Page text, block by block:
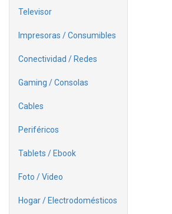
Televisor
Impresoras / Consumibles
Conectividad / Redes
Gaming / Consolas
Cables
Periféricos
Tablets / Ebook
Foto / Video
Hogar / Electrodomésticos